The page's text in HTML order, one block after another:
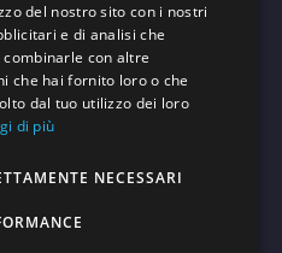
del nostro sito con i nostri
e di analisi che
con altre
che hai fornito loro o che
dal tuo utilizzo dei loro
di più
NECESSARI